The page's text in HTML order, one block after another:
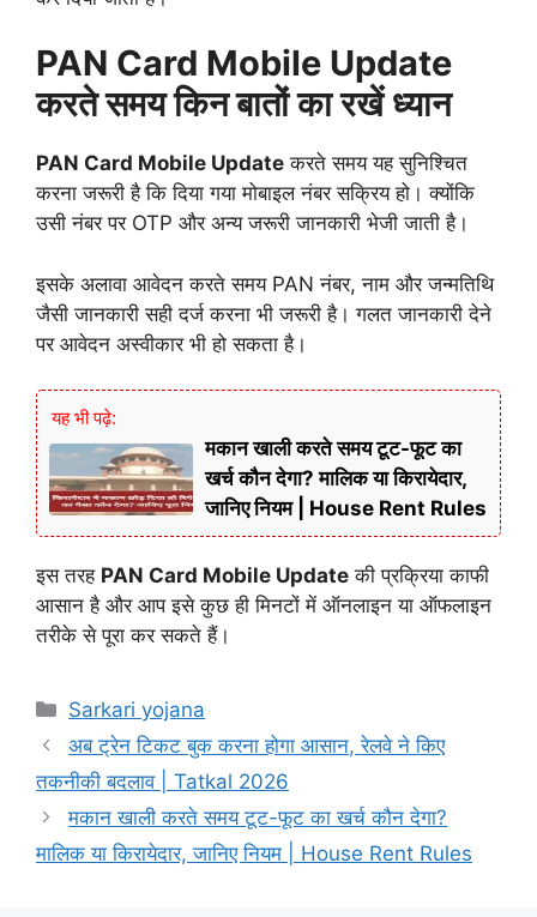
PAN Card Mobile Update
करतेसमयकिनबातोंकारखें ध्यान
PAN Card Mobile Update करतेसमययहसुनिश्चित
करनाजरूरीहैकिदियागयामोबाइलनंबरसक्रियहो।क्योंकि
उसीनंबरपर OTP और अन्यजरूरीजानकारी भेजीजातीहै।
इसके अलावा आवेदनकरतेसमय PANनंबर,नाम औरजन्मतिथि
जैसीजानकारीसहीदर्जकरना भीजरूरीहै।गलतजानकारीदेने
पर आवेदन अस्वीकार भीहोसकताहै।
यह भी पढ़े:
मकान खाली करते समय टूट-फूट का
खर्च कौन देगा? मालिक या किरायेदार,
जानिए नियम | House Rent Rules
इसतरह PAN Card Mobile Update कीप्रक्रियाकाफी
आसानहै और आपइसेकुछहीमिनटोंमें ऑनलाइनया ऑफलाइन
तरीकेसेपूराकरसकतेहैं।
Categories
Sarkari yojana
अब ट्रेन टिकट बुक करना होगा आसान, रेलवे ने किए
तकनीकी बदलाव | Tatkal 2026
मकान खाली करते समय टूट-फूट का खर्च कौन देगा?
मालिक या किरायेदार, जानिए नियम | House Rent Rules